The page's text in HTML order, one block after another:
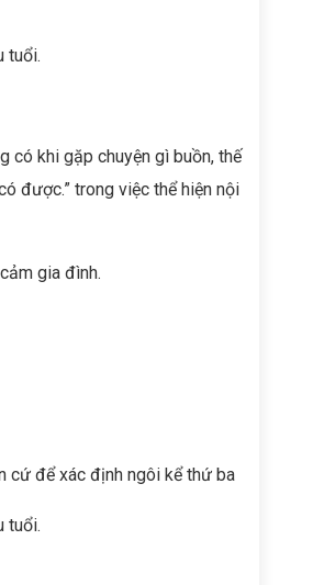
tuổi.
có khi gặp chuyện gì buồn, thế
được.” trong việc thể hiện nội
gia đình.
cứ để xác định ngôi kể thứ ba
tuổi.